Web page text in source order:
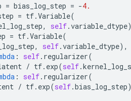
= bias_log_step = -4.
= tf.Variable(
, self.variable_dtype
= tf.Variable(
, self.variable_dtype),
: self. regularizer(
/ tf. exp(self.
: self. regularizer(
/ tf. exp(self.bias_log_step